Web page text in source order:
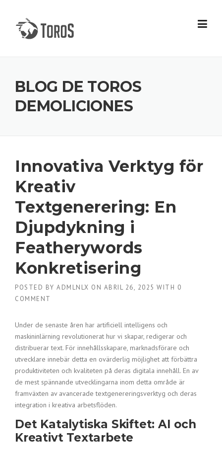
content
BLOG DE TOROS
DEMOLICIONES
Innovativa Verktyg för
Kreativ
Textgenerering: En
Djupdykning i
Featherywords
Konkretisering
POSTED BY ADMLNLX ON ABRIL 26, 2025 WITH 0
COMMENT
Under de senaste åren har artificiell intelligens och
maskininlärning revolutionerat hur vi skapar, redigerar och
distribuerar text. För innehållsskapare, marknadsförare och
utvecklare innebär detta en ovärderlig möjlighet att förbättra
produktiviteten och kvaliteten på deras digitala innehåll. En av
de mest spännande utvecklingarna inom detta område är
framväxten av avancerade textgenereringsverktyg och deras
integration i kreativa arbetsflöden.
Det Katalytiska Skiftet: AI och
Kreativt Textarbete